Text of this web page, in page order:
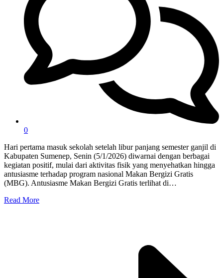
0
Hari pertama masuk sekolah setelah libur panjang semester ganjil di
Kabupaten Sumenep, Senin (5/1/2026) diwarnai dengan berbagai
kegiatan positif, mulai dari aktivitas fisik yang menyehatkan hingga
antusiasme terhadap program nasional Makan Bergizi Gratis
(MBG). Antusiasme Makan Bergizi Gratis terlihat di…
Read More